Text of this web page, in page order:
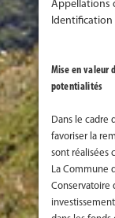
Appellations
Mise en valeur
potentialités
Dans le cadre
favoriser la
sont réalisées
La Commune
Conservatoire